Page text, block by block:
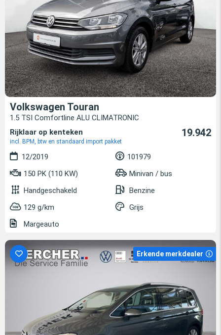
Volkswagen Touran
1.5 TSI Comfortline ALU CLIMATRONIC
Rijklaar op kenteken
incl. BPM, btw en standaard import pakket
19.942
12/2019
101979
150 PK (110 KW)
Minivan / bus
Handgeschakeld
Benzine
129 g/km
Grijs
Margeauto
Erkende merkdealer